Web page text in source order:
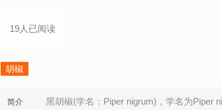
19人已阅读
胡椒
简介
黑胡椒(学名：Piper nigrum)，学名为Piper